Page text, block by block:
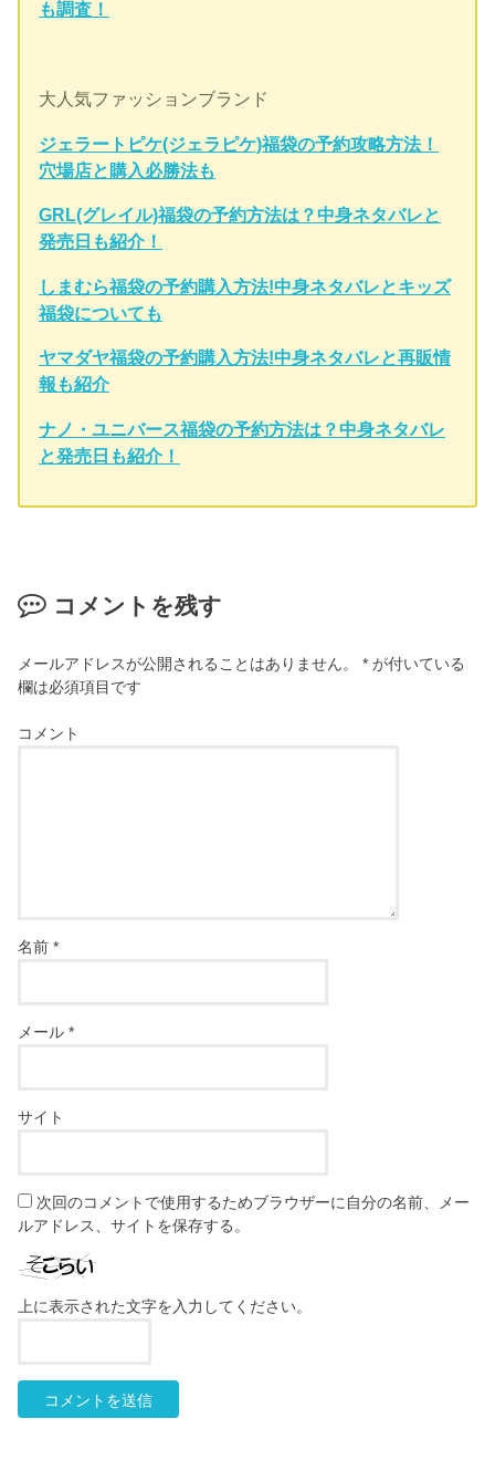
も調査！
大人気ファッションブランド
ジェラートピケ(ジェラピケ)福袋の予約攻略方法！
穴場店と購入必勝法も
GRL(グレイル)福袋の予約方法は？中身ネタバレと
発売日も紹介！
しまむら福袋の予約購入方法!中身ネタバレとキッズ
福袋についても
ヤマダヤ福袋の予約購入方法!中身ネタバレと再販情
報も紹介
ナノ・ユニバース福袋の予約方法は？中身ネタバレ
と発売日も紹介！
コメントを残す
メールアドレスが公開されることはありません。 * が付いている
欄は必須項目です
コメント
名前*
メール*
サイト
次回のコメントで使用するためブラウザーに自分の名前、メー
ルアドレス、サイトを保存する。
上に表示された文字を入力してください。